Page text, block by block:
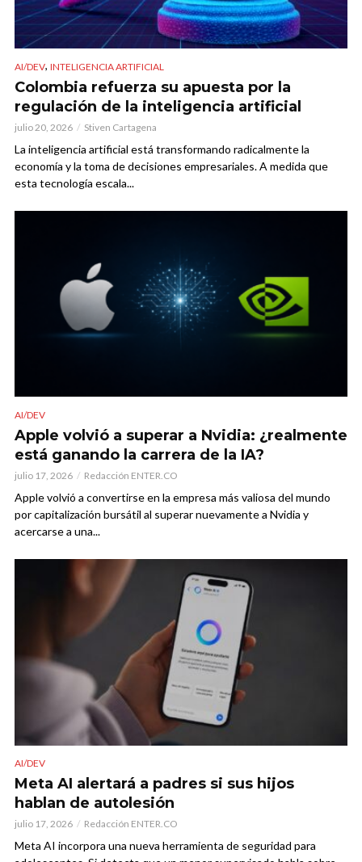
AI/DEV, INTELIGENCIA ARTIFICIAL
Colombia refuerza su apuesta por la
regulación de la inteligencia artificial
julio 20, 2026 Stiven Cartagena
La inteligencia artificial está transformando radicalmente la
economía y la toma de decisiones empresariales. A medida que
esta tecnología escala...
AI/DEV
Apple volvió a superar a Nvidia: ¿realmente
está ganando la carrera de la IA?
julio 17, 2026 Redacción ENTER.CO
Apple volvió a convertirse en la empresa más valiosa del mundo
por capitalización bursátil al superar nuevamente a Nvidia y
acercarse a una...
AI/DEV
Meta AI alertará a padres si sus hijos
hablan de autolesión
julio 17, 2026 Redacción ENTER.CO
Meta AI incorpora una nueva herramienta de seguridad para